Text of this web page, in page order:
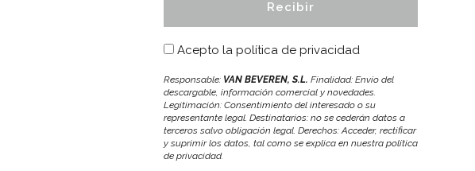
Acepto la política de privacidad
Responsable: VAN BEVEREN, S.L. Finalidad: Envío del
descargable, información comercial y novedades.
Legitimación: Consentimiento del interesado o su
representante legal. Destinatarios: no se cederán datos a
terceros salvo obligación legal. Derechos: Acceder, rectificar
y suprimir los datos, tal como se explica en nuestra política
de privacidad.